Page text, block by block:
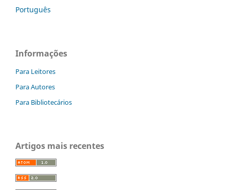
Português
Informações
Para Leitores
Para Autores
Para Bibliotecários
Artigos mais recentes